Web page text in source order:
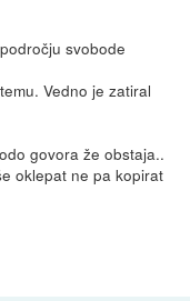
svobode
Vedno je zatiral
govora že obstaja..
oklepat ne pa kopirat